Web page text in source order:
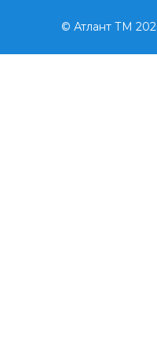
© Атлант ТМ